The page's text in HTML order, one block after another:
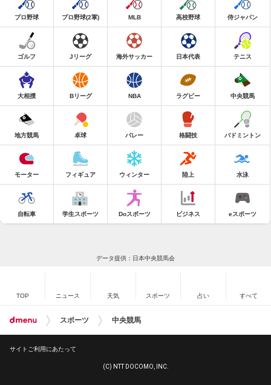
プロ野球 プロ野球(2軍) MLB 高校野球 侍ジャパン
ゴルフ Jリーグ 海外サッカー 日本代表 テニス
大相撲 Bリーグ NBA ラグビー 中央競馬
地方競馬 卓球 バレー 格闘技 バドミントン
モーター フィギュア ウィンター 陸上 水泳
自転車 学生スポーツ Doスポーツ ビジネス eスポーツ
データ提供：日本中央競馬会
TOP ニュース 天気 スポーツ 占い すべて
スポーツ 中央競馬
サイトご利用にあたって
(C) NTT DOCOMO, INC.